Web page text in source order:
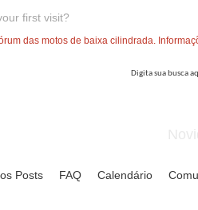
first visit?
Posts FAQ Calendário